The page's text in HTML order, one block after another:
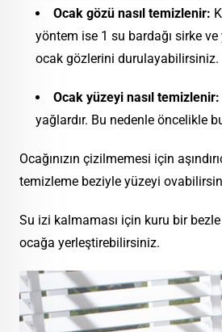
Ocak gözü nasıl temizlenir:
yöntem ise 1 su bardağı sirke ve
ocak gözlerini durulayabilirsiniz.
Ocak yüzeyi nasıl temizlenir:
yağlardır. Bu nedenle öncelikle
Ocağınızın çizilmemesi için
temizleme beziyle yüzeyi
Su izi kalmaması için kuru bir
ocağa yerleştirebilirsiniz.